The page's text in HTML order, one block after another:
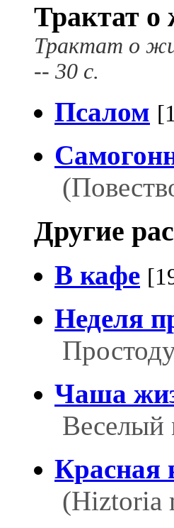
Трактат
Трактат о
-- 30 с.
Псалом
Другие
В кафе
Неделя
Чаша
Веселый
Красная
(Hiztoria